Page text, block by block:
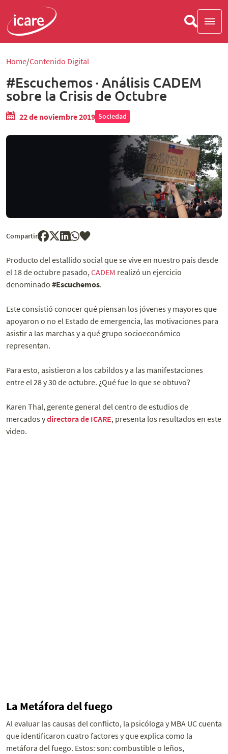
Home Contenido Digital
#Escuchemos · Análisis CADEM
sobre la Crisis de Octubre
22 de noviembre 2019 Sociedad
Compartir
Producto del estallido social que se vive en nuestro país desde
el 18 de octubre pasado,CADEM realizó un ejercicio
denominado #Escuchemos.
Este consistió conocer qué piensan los jóvenes y mayores que
apoyaron o no el Estado de emergencia, las motivaciones para
asistir a las marchas y a qué grupo socioeconómico
representan.
Para esto, asistieron a los cabildos y a las manifestaciones
entre el 28 y 30 de octubre. ¿Qué fue lo que se obtuvo?
Karen Thal, gerente general del centro de estudios de
mercados ydirectora de ICARE, presenta los resultados en este
video.
La Metáfora del fuego
Al evaluar las causas del conflicto, la psicóloga y MBA UC cuenta
que identificaron cuatro factores y que explica como la
metáfora del fuego. Estos: son: combustible o leños,